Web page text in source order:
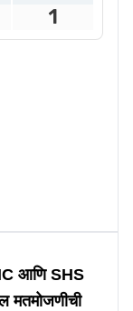
आणि SHS
मतमोजणीची